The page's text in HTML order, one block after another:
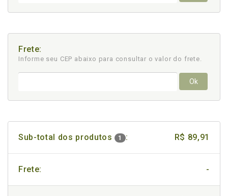
Frete:
Informe seu CEP abaixo para consultar o valor do frete.
Ok
Sub-total dos produtos 1 : R$ 89,91
Frete: -